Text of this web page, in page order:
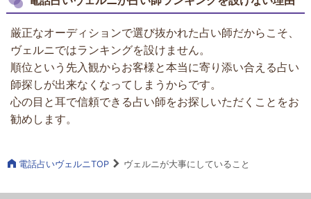
厳正なオーディションで選び抜かれた占い師だからこそ、
ヴェルニではランキングを設けません。
順位という先入観からお客様と本当に寄り添い合える占い
師探しが出来なくなってしまうからです。
心の目と耳で信頼できる占い師をお探しいただくことをお
勧めします。
電話占いヴェルニTOP ヴェルニが大事にしていること